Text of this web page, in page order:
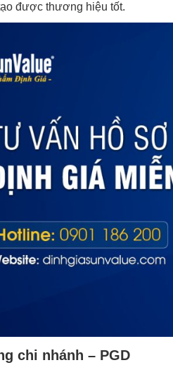
được thương hiệu tốt.
chi nhánh – PGD